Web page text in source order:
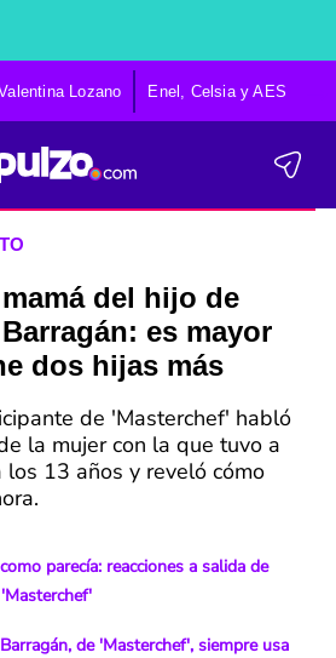
Lozano Enel, Celsia y AES
del hijo de
es mayor
dos hijas más
de 'Masterchef' habló
la mujer con la que tuvo a
13 años y reveló cómo
parecía: reacciones a salida de
de 'Masterchef', siempre usa